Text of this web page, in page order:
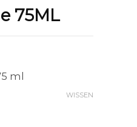
75ML
ml
WISSEN